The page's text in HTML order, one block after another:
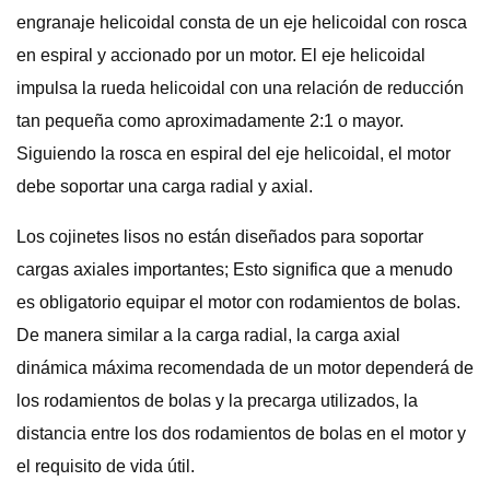
engranaje helicoidal consta de un eje helicoidal con rosca
en espiral y accionado por un motor. El eje helicoidal
impulsa la rueda helicoidal con una relación de reducción
tan pequeña como aproximadamente 2:1 o mayor.
Siguiendo la rosca en espiral del eje helicoidal, el motor
debe soportar una carga radial y axial.
Los cojinetes lisos no están diseñados para soportar
cargas axiales importantes; Esto significa que a menudo
es obligatorio equipar el motor con rodamientos de bolas.
De manera similar a la carga radial, la carga axial
dinámica máxima recomendada de un motor dependerá de
los rodamientos de bolas y la precarga utilizados, la
distancia entre los dos rodamientos de bolas en el motor y
el requisito de vida útil.